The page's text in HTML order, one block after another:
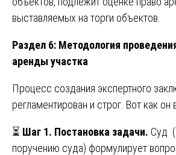
выставляемых на торги объектов.
Раздел 6: Методология
аренды участка
Процесс создания экспертного
регламентирован и строг. Вот как он
⏳ Шаг 1. Постановка задачи. Суд
поручению суда) формулирует